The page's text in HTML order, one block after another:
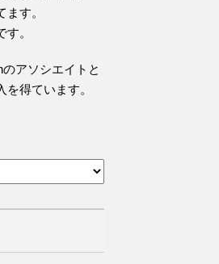
す。
。
アソシエイトと
得ています。